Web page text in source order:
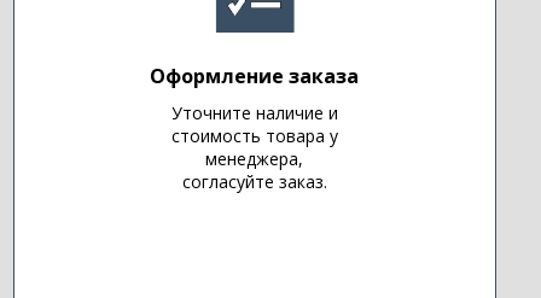
Оформление заказа
Уточните наличие и
стоимость товара у
менеджера,
согласуйте заказ.